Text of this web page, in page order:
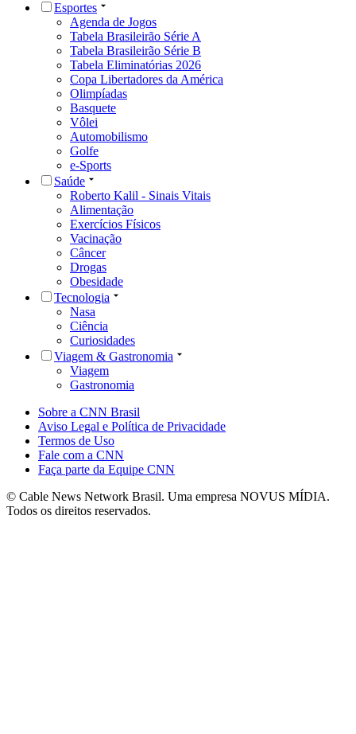
Esportes
Agenda de Jogos
Tabela Brasileirão Série A
Tabela Brasileirão Série B
Tabela Eliminatórias 2026
Copa Libertadores da América
Olimpíadas
Basquete
Vôlei
Automobilismo
Golfe
e-Sports
Saúde
Roberto Kalil - Sinais Vitais
Alimentação
Exercícios Físicos
Vacinação
Câncer
Drogas
Obesidade
Tecnologia
Nasa
Ciência
Curiosidades
Viagem & Gastronomia
Viagem
Gastronomia
Sobre a CNN Brasil
Aviso Legal e Política de Privacidade
Termos de Uso
Fale com a CNN
Faça parte da Equipe CNN
© Cable News Network Brasil. Uma empresa NOVUS MÍDIA.
Todos os direitos reservados.